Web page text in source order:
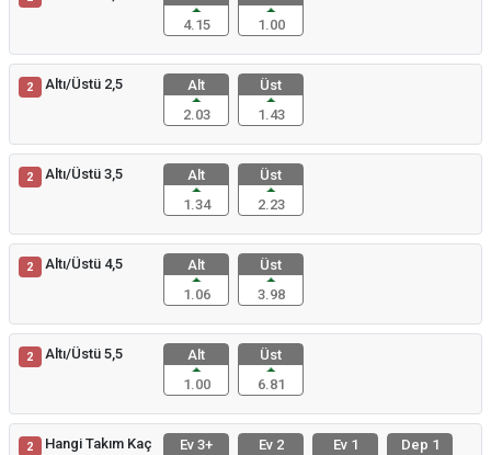
4.15
1.00
2 Altı/Üstü 2,5
Alt
2.03
Üst
1.43
2 Altı/Üstü 3,5
Alt
1.34
Üst
2.23
2 Altı/Üstü 4,5
Alt
1.06
Üst
3.98
2 Altı/Üstü 5,5
Alt
1.00
Üst
6.81
2
Hangi Takım Kaç
Ev 3+
Ev 2
Ev 1
Dep 1